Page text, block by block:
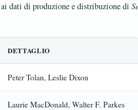
dati di produzione e distribuzione di
DETTAGLIO
Peter Tolan, Leslie Dixon
Laurie MacDonald, Walter F. Parkes